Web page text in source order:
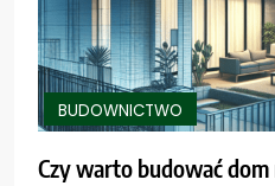
BUDOWNICTWO
Czy warto budować dom